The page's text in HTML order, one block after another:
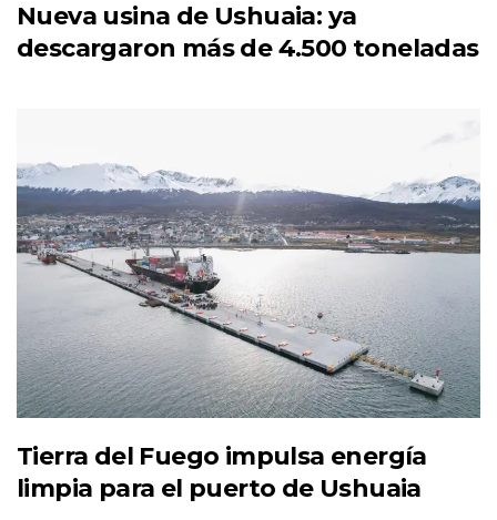
Nueva usina de Ushuaia: ya
descargaron más de 4.500 toneladas
Tierra del Fuego impulsa energía
limpia para el puerto de Ushuaia